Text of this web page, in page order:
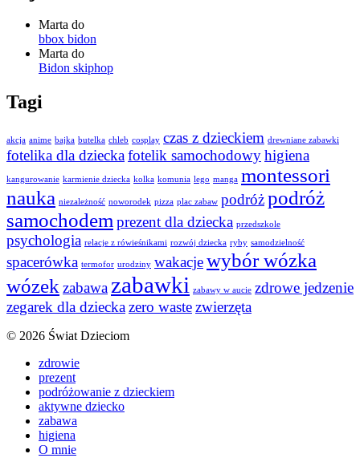
Marta do
bbox bidon
Marta do
Bidon skiphop
Tagi
akcja anime bajka butelka chleb cosplay czas z dzieckiem drewniane zabawki
fotelika dla dzieckafotelik samochodowyhigiena
kangurowanie karmienie dziecka kolka komunia lego manga montessori
nauka niezależność noworodek pizza plac zabaw podróżpodróż
samochodem prezent dla dziecka przedszkole
psychologia relacje z rówieśnikami rozwój dziecka ryby samodzielność
spacerówka termofor urodziny wakacjewybór wózka
wózek zabawa zabawki zabawy w aucie zdrowe jedzenie
zegarek dla dzieckazero wastezwierzęta
© 2026 Świat Dzieciom
zdrowie
prezent
podróżowanie z dzieckiem
aktywne dziecko
zabawa
higiena
O mnie